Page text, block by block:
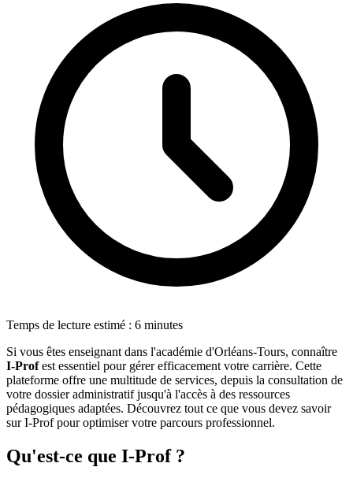
Temps de lecture estimé : 6 minutes
Si vous êtes enseignant dans l'académie d'Orléans-Tours, connaître
I-Profest essentiel pour gérer efficacement votre carrière. Cette
plateforme offre une multitude de services, depuis la consultation de
votre dossier administratif jusqu'à l'accès à des ressources
pédagogiques adaptées. Découvrez tout ce que vous devez savoir
sur I-Prof pour optimiser votre parcours professionnel.
Qu'est-ce que I-Prof ?